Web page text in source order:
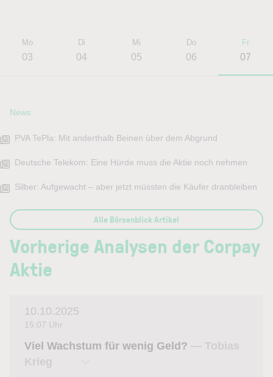
Mo
03
Di
04
Mi
05
Do
06
Fr
07
News
PVA TePla: Mit anderthalb Beinen über dem Abgrund
Deutsche Telekom: Eine Hürde muss die Aktie noch nehmen
Silber: Aufgewacht – aber jetzt müssten die Käufer dranbleiben
Alle Börsenblick Artikel
Vorherige Analysen der Corpay
Aktie
10.10.2025
15:07 Uhr
Viel Wachstum für wenig Geld? — Tobias
Krieg